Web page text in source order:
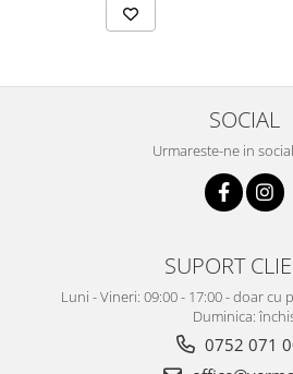
SOCIAL
Urmareste-ne in
SUPORT
Luni - Vineri: 09:00 - 17:00 - doar cu
Duminica:
0752 071